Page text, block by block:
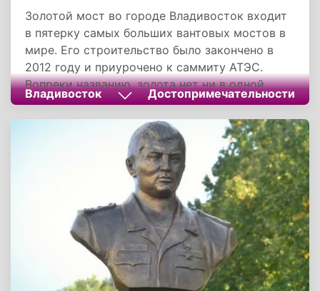
Золотой мост во городе Владивосток входит
в пятерку самых больших вантовых мостов в
мире. Его строительство было закончено в
2012 году и приурочено к саммиту АТЭС.
Вопреки названию, золота нет ни в одной
детали моста. Он так назван потому, что
пролегает через Золотую бухту.
Владивосток Достопримечательности